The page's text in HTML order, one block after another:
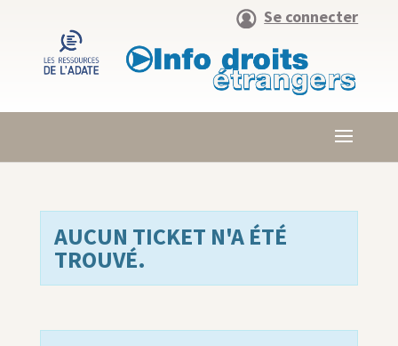
Se connecter
AUCUN TICKET N'A ÉTÉ
TROUVÉ.